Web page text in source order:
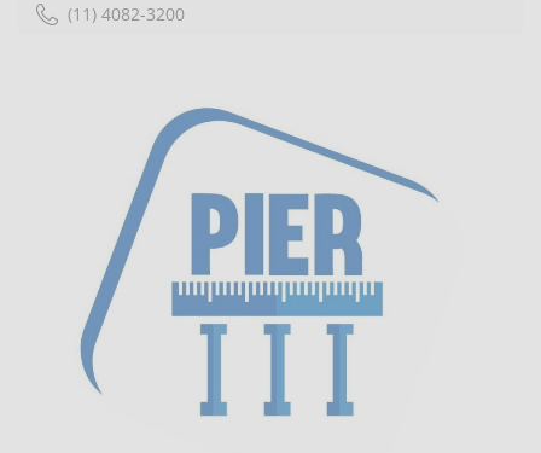
(11) 4082-3200